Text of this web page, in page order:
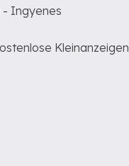
- Ingyenes
Kleinanzeigen